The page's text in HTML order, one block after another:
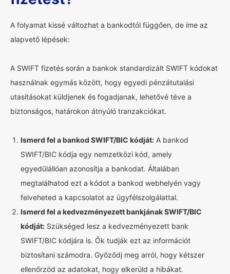
A folyamat kissé változhat a bankodtól függően, de íme az
alapvető lépések:
A SWIFT fizetés során a bankok standardizált SWIFT kódokat
használnak egymás között, hogy egyedi pénzátutalási
utasításokat küldjenek és fogadjanak, lehetővé téve a
biztonságos, határokon átnyúló tranzakciókat.
Ismerd fel a bankod SWIFT/BIC kódját: A bankod
SWIFT/BIC kódja egy nemzetközi kód, amely
egyedülállóan azonosítja a bankodat. Általában
megtalálhatod ezt a kódot a bankod webhelyén vagy
felveheted a kapcsolatot az ügyfélszolgálattal.
Ismerd fel a kedvezményezett bankjának SWIFT/BIC
kódját: Szükséged lesz a kedvezményezett bank
SWIFT/BIC kódjára is. Ők tudják ezt az információt
biztosítani számodra. Győződj meg arról, hogy kétszer
ellenőrzöd az adatokat, hogy elkerüld a hibákat.